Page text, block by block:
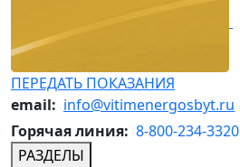
ПЕРЕДАТЬ ПОКАЗАНИЯ
email: info@vitimenergosbyt.ru
Горячая линия: 8-800-234-3320
РАЗДЕЛЫ